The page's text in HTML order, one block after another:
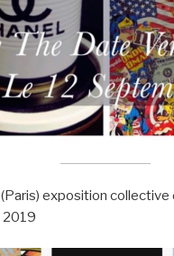
(Paris) exposition collective